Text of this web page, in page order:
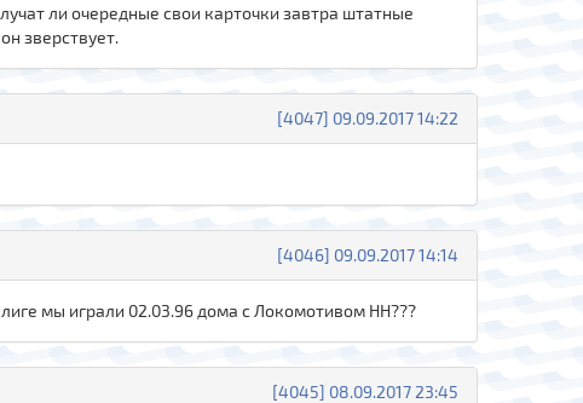
ли очередные свои карточки завтра штатные
зверствует.
[4047] 09.09.2017 14:22
[4046] 09.09.2017 14:14
мы играли 02.03.96 дома с Локомотивом НН???
[4045] 08.09.2017 23:45